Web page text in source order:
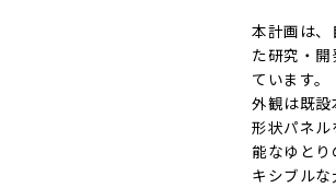
本計画は
た研究・
ています。
外観は既
形状パネ
能なゆと
キシブルな